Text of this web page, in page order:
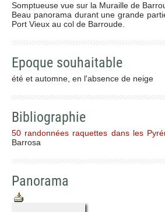
Somptueuse vue sur la Muraille de
Beau panorama durant une grande
Port Vieux au col de Barroude.
Epoque souhaitable
été et automne, en l'absence de neige
Bibliographie
50 randonnées raquettes dans les
Barrosa
Panorama